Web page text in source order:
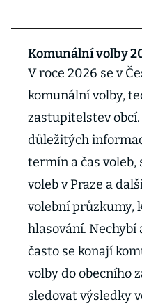
Komunální volby
V roce 2026 se v
komunální volby,
zastupitelstev
důležitých
termín a čas
voleb v Praze a
volební průzkumy,
hlasování.
často se konají
volby do obecního
sledovat výsledky